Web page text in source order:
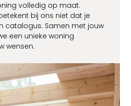
volledig op maat.
bij ons niet dat je
catalogus. Samen met jouw
een unieke woning
wensen.